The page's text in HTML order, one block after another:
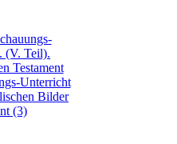
Unterricht
Bilder
(3)